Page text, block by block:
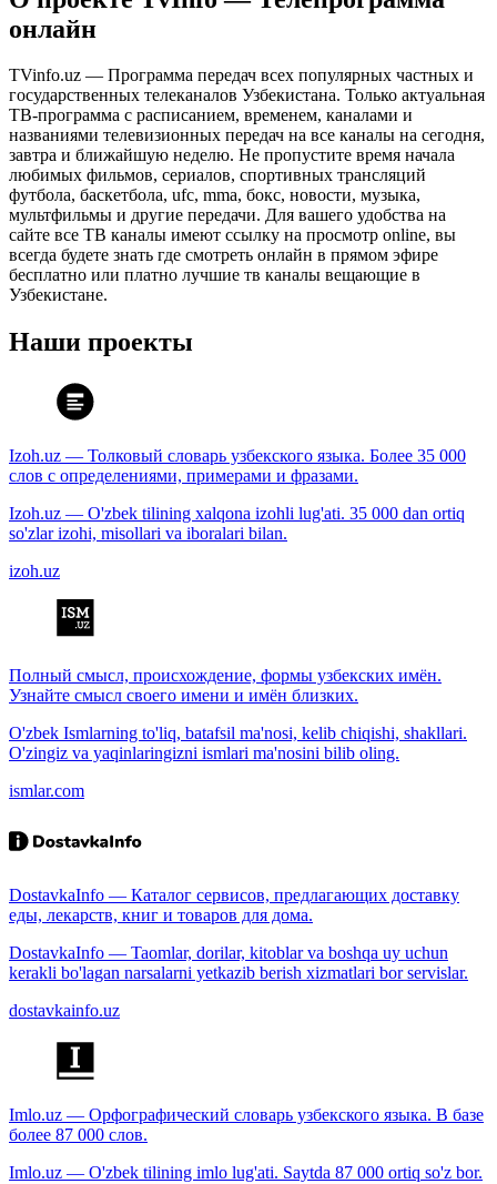
онлайн
TVinfo.uz — Программа передач всех популярных частных и
государственных телеканалов Узбекистана. Только актуальная
ТВ-программа с расписанием, временем, каналами и
названиями телевизионных передач на все каналы на сегодня,
завтра и ближайшую неделю. Не пропустите время начала
любимых фильмов, сериалов, спортивных трансляций
футбола, баскетбола, ufc, mma, бокс, новости, музыка,
мультфильмы и другие передачи. Для вашего удобства на
сайте все ТВ каналы имеют ссылку на просмотр online, вы
всегда будете знать где смотреть онлайн в прямом эфире
бесплатно или платно лучшие тв каналы вещающие в
Узбекистане.
Наши проекты
Izoh.uz — Толковый словарь узбекского языка. Более 35 000
слов с определениями, примерами и фразами.
Izoh.uz — O'zbek tilining xalqona izohli lug'ati. 35 000 dan ortiq
so'zlar izohi, misollari va iboralari bilan.
izoh.uz
Полный смысл, происхождение, формы узбекских имён.
Узнайте смысл своего имени и имён близких.
O'zbek Ismlarning to'liq, batafsil ma'nosi, kelib chiqishi, shakllari.
O'zingiz va yaqinlaringizni ismlari ma'nosini bilib oling.
ismlar.com
DostavkaInfo — Каталог сервисов, предлагающих доставку
еды, лекарств, книг и товаров для дома.
DostavkaInfo — Taomlar, dorilar, kitoblar va boshqa uy uchun
kerakli bo'lagan narsalarni yetkazib berish xizmatlari bor servislar.
dostavkainfo.uz
Imlo.uz — Орфографический словарь узбекского языка. В базе
более 87 000 слов.
Imlo.uz — O'zbek tilining imlo lug'ati. Saytda 87 000 ortiq so'z bor.